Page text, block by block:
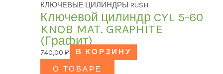
КЛЮЧЕВЫЕ ЦИЛИНДРЫ RUSH
Ключевой цилиндр CYL 5-60
KNOB MAT. GRAPHITE
(Графит)
740,00 ₽
В КОРЗИНУ
О ТОВАРЕ